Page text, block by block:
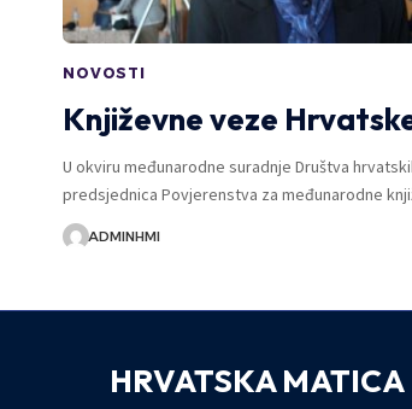
NOVOSTI
Književne veze
U okviru međunarodne suradnje Društva
predsjednica Povjerenstva za međunarodne
ADMINHMI
HRVATSKA MATICA